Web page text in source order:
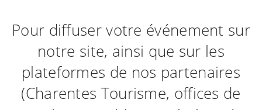
Pour diffuser votre événement sur
notre site, ainsi que sur les
plateformes de nos partenaires
(Charentes Tourisme, offices de